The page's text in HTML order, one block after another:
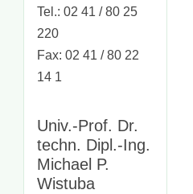
Tel.: 02 41 / 80 25
220
Fax: 02 41 / 80 22
14 1
Univ.-Prof. Dr.
techn. Dipl.-Ing.
Michael P.
Wistuba